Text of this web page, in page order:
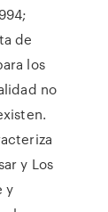
de
los
no
y Los
y